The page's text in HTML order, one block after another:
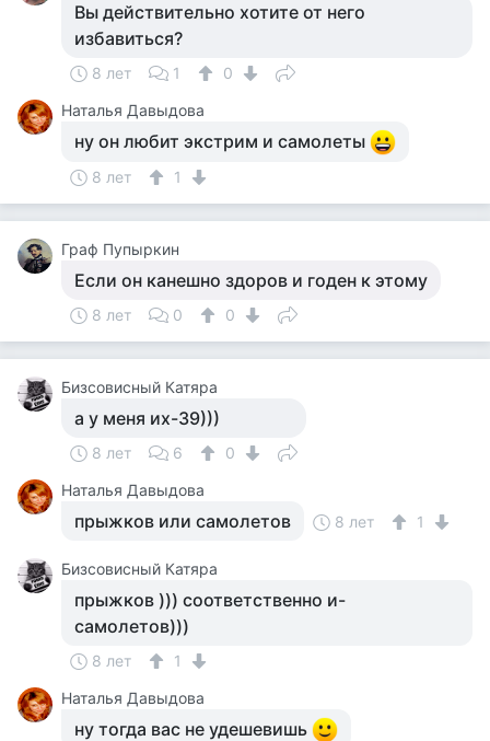
Вы действительно хотите от него
избавиться?
8 лет 1
0
Наталья Давыдова
ну он любит экстрим и самолеты
8 лет 1
Граф Пупыркин
Если он канешно здоров и годен к этому
8 лет 0 0
Бизсовисный Катяра
а у меня их-39)))
8 лет 6
0
Наталья Давыдова
прыжков или самолетов 8 лет 1
Бизсовисный Катяра
прыжков ))) соответственно и-
самолетов)))
8 лет
1
Наталья Давыдова
ну тогда вас не удешевишь